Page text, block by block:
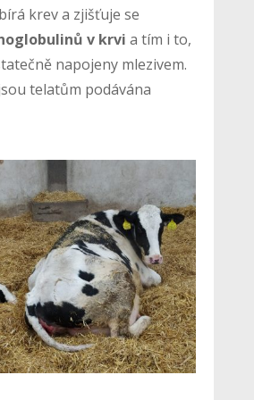
krev a zjišťuje se
v krvi a tím i to,
napojeny mlezivem.
telatům podávána